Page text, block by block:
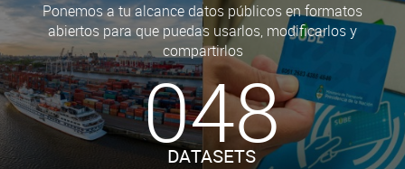
Ponemos a tu alcance datos públicos en formatos
abiertos para que puedas usarlos, modificarlos y
compartirlos
048
DATASETS